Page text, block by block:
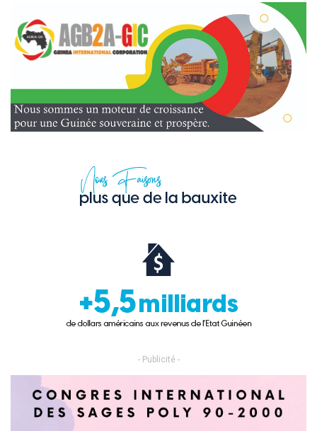
- Publicité -